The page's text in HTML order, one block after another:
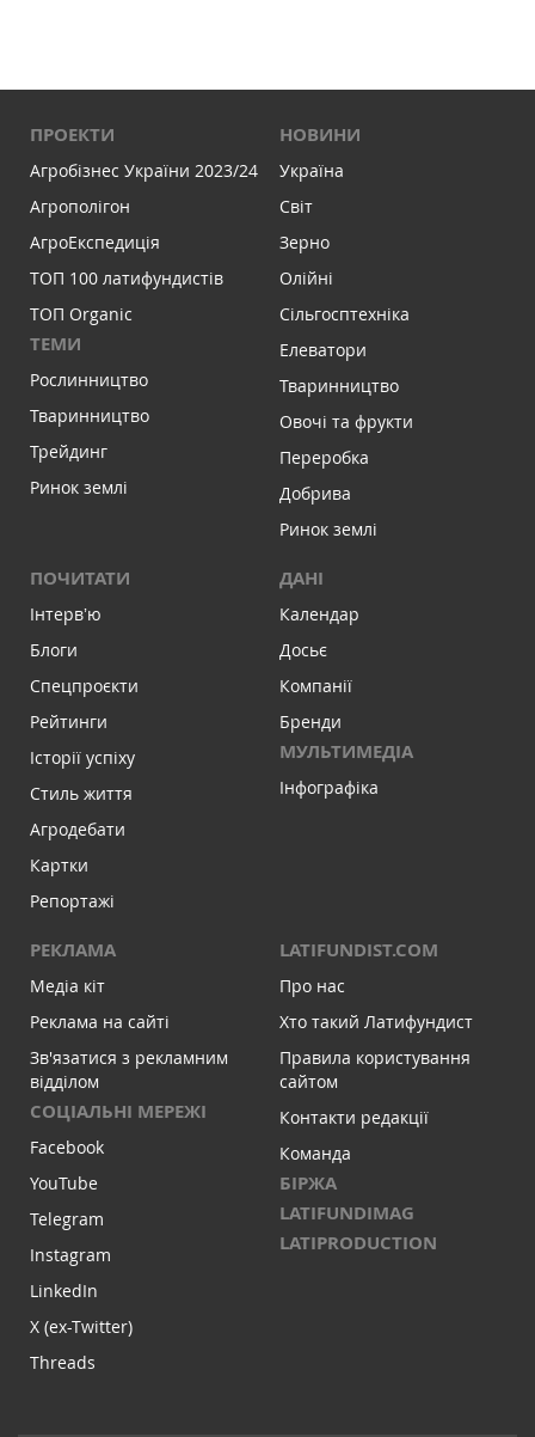
ПРОЕКТИ
Агробізнес України 2023/24
Агрополігон
АгроЕкспедиція
ТОП 100 латифундистів
ТОП Organic
ТЕМИ
Рослинництво
Тваринництво
Трейдинг
Ринок землі
НОВИНИ
Україна
Світ
Зерно
Олійні
Сільгосптехніка
Елеватори
Тваринництво
Овочі та фрукти
Переробка
Добрива
Ринок землі
ПОЧИТАТИ
Інтервʼю
Блоги
Спецпроєкти
Рейтинги
Історії успіху
Стиль життя
Агродебати
Картки
Репортажі
ДАНІ
Календар
Досьє
Компанії
Бренди
МУЛЬТИМЕДІА
Інфографіка
РЕКЛАМА
Медіа кіт
Реклама на сайті
Зв'язатися з рекламним
відділом
СОЦІАЛЬНІ МЕРЕЖІ
Facebook
YouTube
Telegram
Instagram
LinkedIn
X (ex-Twitter)
Threads
LATIFUNDIST.COM
Про нас
Хто такий Латифундист
Правила користування
сайтом
Контакти редакції
Команда
БІРЖА
LATIFUNDIMAG
LATIPRODUCTION